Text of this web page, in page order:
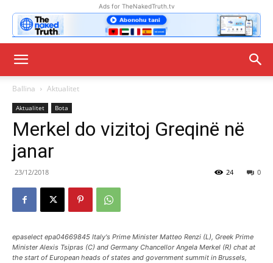
Ads for TheNakedTruth.tv
Ballina Aktualitet
Aktualitet Bota
Merkel do vizitoj Greqinë në
janar
23/12/2018 0
24
epaselect epa04669845 Italy's Prime Minister Matteo Renzi (L), Greek Prime
Minister Alexis Tsipras (C) and Germany Chancellor Angela Merkel (R) chat at
the start of European heads of states and government summit in Brussels,